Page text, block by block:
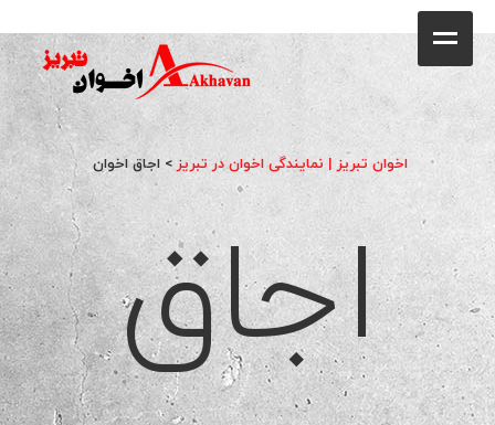
فروشگاه
محصولات
جشنواره فروش ویژه
کاتالوگ
گالری
وبلاگ
اخوان تبریز | نمایندگی اخوان در تبریز> اجاق اخوان
اجاق